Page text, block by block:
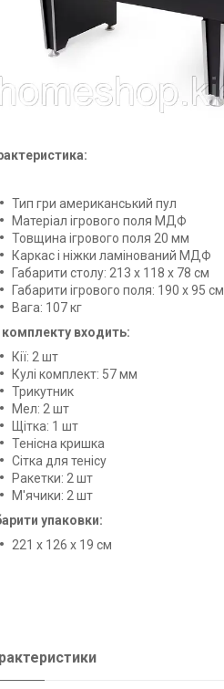
Тип гри американський пул
Матеріал ігрового поля МДФ
Товщина ігрового поля 20 мм
Каркас і ніжки ламінований МДФ
Габарити столу: 213 х 118 х 78 см
Габарити ігрового поля: 190 х 95 см
Вага: 107 кг
входить:
Кії: 2 шт
Кулі комплект: 57 мм
Трикутник
Мел: 2 шт
Щітка: 1 шт
Тенісна кришка
Сітка для тенісу
Ракетки: 2 шт
М'ячики: 2 шт
упаковки:
221 х 126 х 19 см